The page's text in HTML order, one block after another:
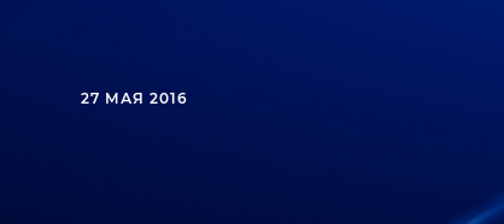
27 МАЯ 2016